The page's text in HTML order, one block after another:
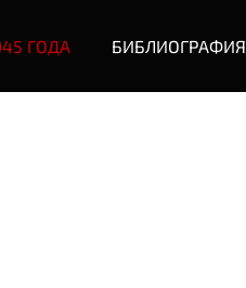
ГОДА БИБЛИОГРАФИЯ